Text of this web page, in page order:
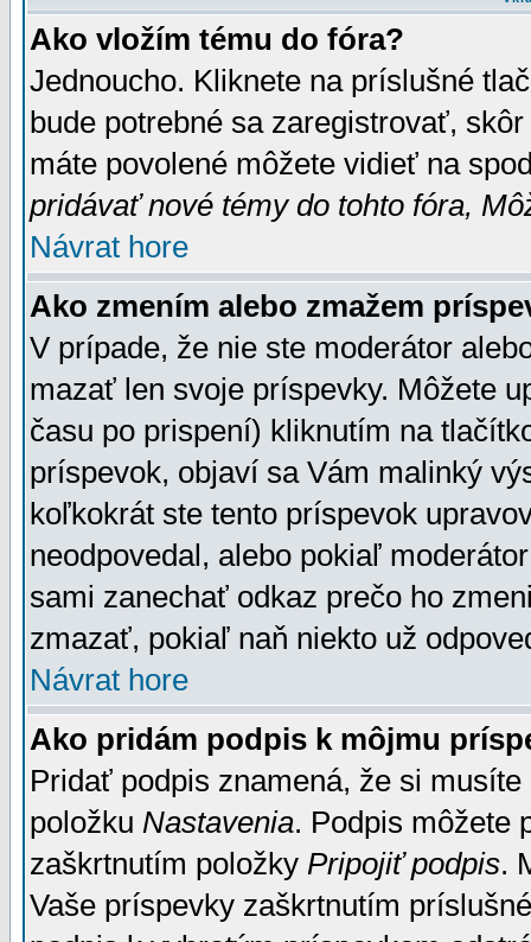
Ako vložím tému do fóra?
Jednoucho. Kliknete na príslušné
bude potrebné sa zaregistrovať,
máte povolené môžete vidieť na
pridávať nové témy do tohto fóra,
Návrat hore
Ako zmením alebo zmažem
V prípade, že nie ste moderátor
mazať len svoje príspevky. Môžete
času po prispení) kliknutím na
príspevok, objaví sa Vám malinký
koľkokrát ste tento príspevok
neodpovedal, alebo pokiaľ
sami zanechať odkaz prečo ho
zmazať, pokiaľ naň niekto už
Návrat hore
Ako pridám podpis k môjmu
Pridať podpis znamená, že si
položku Nastavenia. Podpis môžete
zaškrtnutím položky Pripojiť podpis.
Vaše príspevky zaškrtnutím